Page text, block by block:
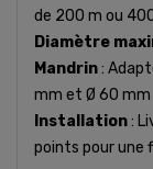
de 200 m ou
Diamètre
Mandrin:
mm et Ø 60 mm
Installation:
points pour une